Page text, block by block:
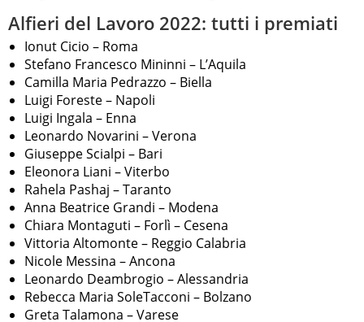
Alfieri del Lavoro 2022: tutti i premiati
Ionut Cicio – Roma
Stefano Francesco Mininni – L’Aquila
Camilla Maria Pedrazzo – Biella
Luigi Foreste – Napoli
Luigi Ingala – Enna
Leonardo Novarini – Verona
Giuseppe Scialpi – Bari
Eleonora Liani – Viterbo
Rahela Pashaj – Taranto
Anna Beatrice Grandi – Modena
Chiara Montaguti – Forlì – Cesena
Vittoria Altomonte – Reggio Calabria
Nicole Messina – Ancona
Leonardo Deambrogio – Alessandria
Rebecca Maria SoleTacconi – Bolzano
Greta Talamona – Varese